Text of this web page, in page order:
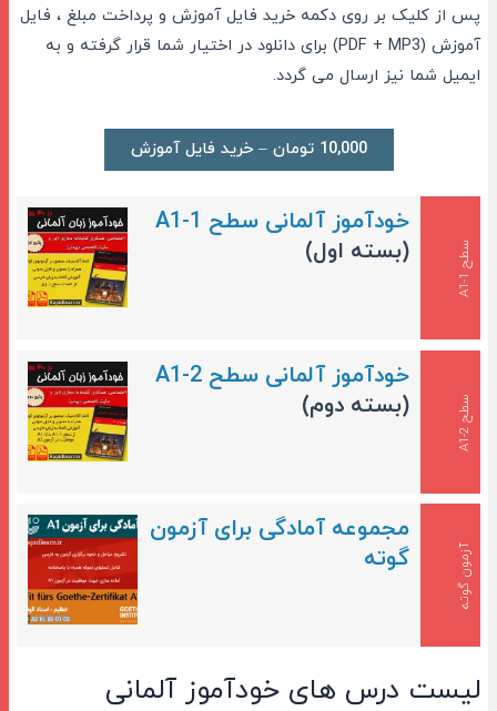
پس از کلیک بر روی دکمه خرید فایل آموزش و پرداخت مبلغ ، فایل
آموزش (PDF + MP3) برای دانلود در اختیار شما قرار گرفته و به
ایمیل شما نیز ارسال می گردد.
10,000 تومان – خرید فایل آموزش
س
ط
ح
A
1
-
1
خودآموز آلمانی سطح A1-1
(بسته اول)
س
ط
ح
A
1
-
2
خودآموز آلمانی سطح A1-2
(بسته دوم)
آزمون گوته
مجموعه آمادگی برای آزمون
گوته
لیست درس های خودآموز آلمانی